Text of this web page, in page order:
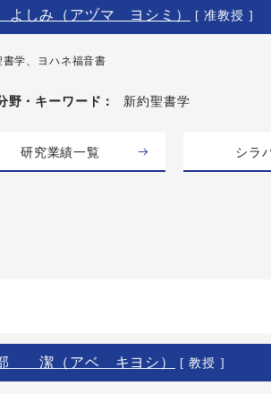
しみ（アヅマ ヨシミ） [ 准教授 ]
書学、ヨハネ福音書
野・ キーワード 新約聖書学
研究業績一覧 シラ
潔（アベ キヨシ） [ 教授 ]